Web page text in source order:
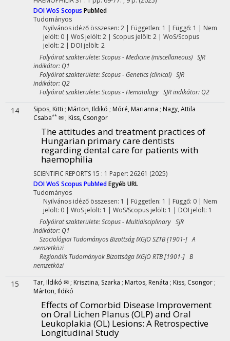
DOIWoS Scopus PubMed
Tudományos
Nyilvános idéző összesen: 2| Független: 1 | Függő: 1 | Nem
jelölt: 0 | WoS jelölt: 2 | Scopus jelölt: 2 | WoS/Scopus
jelölt: 2 | DOI jelölt: 2
Folyóirat szakterülete: Scopus - Medicine (miscellaneous) SJR
indikátor: Q1
Folyóirat szakterülete: Scopus - Genetics (clinical) SJR
indikátor: Q2
Folyóirat szakterülete: Scopus - Hematology SJR indikátor: Q2
14 Sipos, Kitti ; Márton, Ildikó ; Móré, Marianna ; Nagy, Attila
Csaba** ✉ ; Kiss, Csongor
The attitudes and treatment practices of
Hungarian primary care dentists
regarding dental care for patients with
haemophilia
SCIENTIFIC REPORTS 15 : 1 Paper: 26261 (2025)
DOIWoS Scopus PubMedEgyéb URL
Tudományos
Nyilvános idéző összesen: 1 | Független: 1 | Függő: 0 | Nem
jelölt: 0 | WoS jelölt: 1 | WoS/Scopus jelölt: 1 | DOI jelölt: 1
Folyóirat szakterülete: Scopus - Multidisciplinary SJR
indikátor: Q1
Szociológiai Tudományos Bizottság IXGJO SZTB [1901-] A
nemzetközi
Regionális Tudományok Bizottsága IXGJO RTB [1901-] B
nemzetközi
15 Tar, Ildikó ✉ ; Krisztina, Szarka ; Martos, Renáta ; Kiss, Csongor ;
Márton, Ildikó
Effects of Comorbid Disease Improvement
on Oral Lichen Planus (OLP) and Oral
Leukoplakia (OL) Lesions: A Retrospective
Longitudinal Study